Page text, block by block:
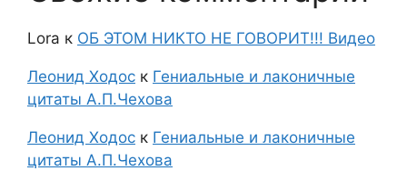
Lora к ОБ ЭТОМ НИКТО НЕ ГОВОРИТ!!! Видео
Леонид Ходос к Гениальные и лаконичные
цитаты А.П.Чехова
Леонид Ходос к Гениальные и лаконичные
цитаты А.П.Чехова